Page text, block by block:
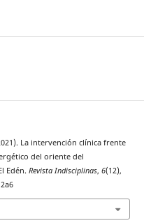
La intervención clínica frente
del oriente del
Edén. Revista Indisciplinas, 6(12),